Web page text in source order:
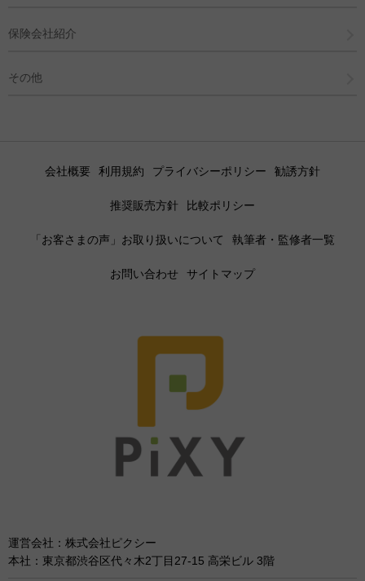
保険会社紹介
その他
会社概要 利用規約 プライバシーポリシー 勧誘方針
推奨販売方針 比較ポリシー
「お客さまの声」お取り扱いについて 執筆者・監修者一覧
お問い合わせ サイトマップ
運営会社：株式会社ピクシー
本社：東京都渋谷区代々木2丁目27-15 高栄ビル 3階